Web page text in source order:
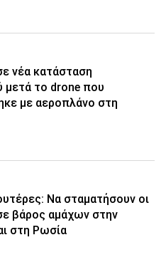
νέα κατάσταση
μετά το drone που
με αεροπλάνο στη
Να σταματήσουν οι
βάρος αμάχων στην
στη Ρωσία